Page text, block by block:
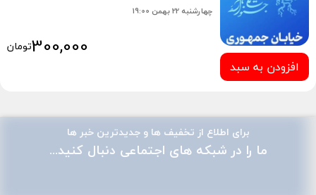
چهارشنبه 22 بهمن 19:00
300,000تومان
افزودن به سبد
برای اطلاع از تخفیف ها و جدیدترین خبر ها
ما را در شبکه های اجتماعی دنبال کنید...